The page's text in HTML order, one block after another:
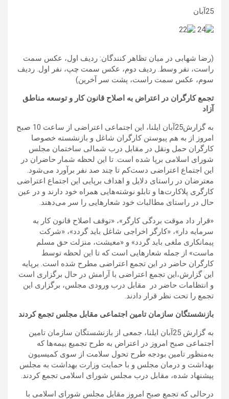
25آبان
(رضا شهابی در میان تظاهر کنندگان: ردیف اول، عکس سمت
راست، نفر وسط. ردیف دوم، عکس سمت چپ، نفر اول. ردیف
سوم، عکس سمت راست، پشت سر آخرین)
تجمع کارگران در اعتراض به اصلاح قانون کار و توسعه مناطق
آزاد
به گزارش25آبان ایلنا، این اجتماعی اعتراضی از ساعت 10 صبح
امروز از به هم پیوستن کارگران شاغل و بازنشسته خصوصا
کارگران حمل ونقل در مقابل درب شمالی ساختمان مجلس
شورای اسلامی برپا شده است. تا این لحظه شمار حاضران در
این اجتماع اعتراضی دست‌کم تا چند صد نفر برآورد می‌شود.
معترضان در راستای دلایل و اهداف برپایی این اجتماع اعتراضی
کارگری پلاکارت‌ها و تابلو نوشته‌هایی همراه خود دارند و در عین
حال در راستای مطالبات خود شعارهایی را سر می‌دهند.
«قرار داد موقت بردگی کارگر»، «توقف اصلاح قانون کار به
سرمایه دار»، «کارگر اخراجی شاغل باید گردد»، «شرکت
پیمانکاری ملغی باید گردد» و «معیشت، منزلت حق مسلم
ماست» از جمله شعارهایی است که تا این لحظه توسط
کارگران حاضر در این تجمع اعتراضی مطرح شده است. برپایه
این گزارش،این تجمع اعتراضی با آرامش در حال برگزاری است
و انتظامات حاضر در مقابل درب ورودی مجلس، برگزاری این
تجمع را تحت نظر قرار دادند.
بازنشستگان سازمان تامین اجتماعی مقابل مجلس تجمع کردند
به گزارش 25آبان ایلنا، جمعی از بازنشستگان سازمان تامین
اجتماعی صبح امروز در اعتراض به طرح تجمیع بیمه‌ها که
به‌منظور تامین بودجه طرح تحول سلامت از سوی کمیسیون
بهداشت و درمان مجلس و با حمایت وزارت بهداشت به مجلس
پیشنهاد شده، مقابل درب مجلس شورای اسلامی تجمع کردند.
درحالی که تجمع صبح امروز مقابل مجلس شورای اسلامی با